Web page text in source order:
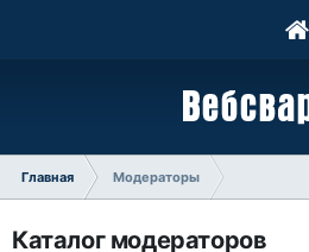
Главная Модераторы
Каталог модераторов